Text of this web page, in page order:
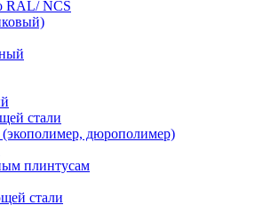
RAL/ NCS
стали
дюрополимер)
плинтусам
стали